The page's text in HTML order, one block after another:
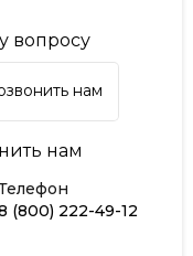
вопросу
нам
нам
(800) 222-49-12